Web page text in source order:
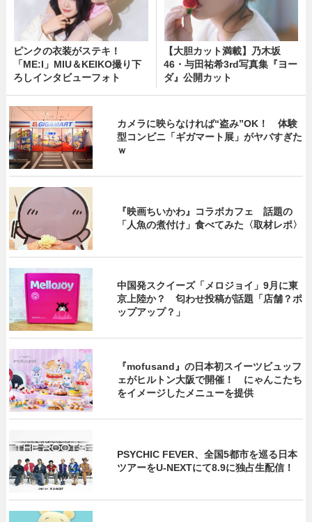
ピンクの衣装がステキ！
「ME:I」MIU＆KEIKO撮り下
ろしインタビューフォト
【大胆カット満載】乃木坂
46・与田祐希3rd写真集『ヨー
ダ』公開カット
カメラに映らなければ“盗み”OK！ 体験
型コンビニ「ギガマート展」がヤバすぎた
ｗ
『映画ちいかわ』コラボカフェ 話題の
「人魚の煮付け」食べてみた〈取材レポ〉
中国発スクイーズ「メロジョイ」9月に東
京上陸か？ 匂わせ投稿が話題「店舗？ポ
ップアップ？」
『mofusand』の日本初スイーツビュッフ
ェがヒルトン大阪で開催！ にゃんこたち
をイメージしたメニューを提供
PSYCHIC FEVER、全国5都市を巡る日本
ツアーをU‐NEXTにて8.9に独占生配信！